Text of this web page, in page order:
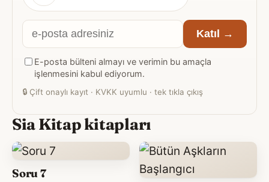
E-
posta
adresiniz
Katıl →
E-posta bülteni almayı ve verimin bu amaçla
işlenmesini kabul ediyorum.
🔒 Çift onaylı kayıt · KVKK uyumlu · tek tıkla çıkış
Sia Kitap kitapları
Soru 7